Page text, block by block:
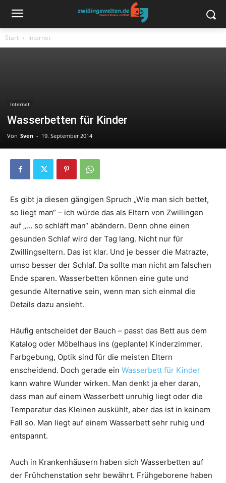
Start Internet
Internet
Wasserbetten für Kinder
Von Sven - 19. September 2014
Es gibt ja diesen gängigen Spruch „Wie man sich bettet,
so liegt man“ – ich würde das als Eltern von Zwillingen
auf „… so schläft man“ abändern. Denn ohne einen
gesunden Schlaf wird der Tag lang. Nicht nur für
Zwillingseltern. Das ist klar. Und je besser die Matrazte,
umso besser der Schlaf. Da sollte man nicht am falschen
Ende sparen. Wasserbetten können eine gute und
gesunde Alternative sein, wenn man sich einmal die
Details dazu ansieht.
Häufig entscheidet der Bauch – passt das Bett aus dem
Katalog oder Möbelhaus ins (geplante) Kinderzimmer.
Farbgebung, Optik sind für die meisten Eltern
enscheidend. Doch gerade ein Wasserbett für Kinder
kann wahre Wunder wirken. Man denkt ja eher daran,
dass man auf einem Wasserbett unruhig liegt oder die
Temperatur das Kleinen auskühlt, aber das ist in keinem
Fall so. Man liegt auf einem Wasserbett sehr ruhig und
entspannt.
Auch in Krankenhäusern haben sich Wasserbetten auf
der Frühchenstation sehr bewährt. Frühgeborene haben